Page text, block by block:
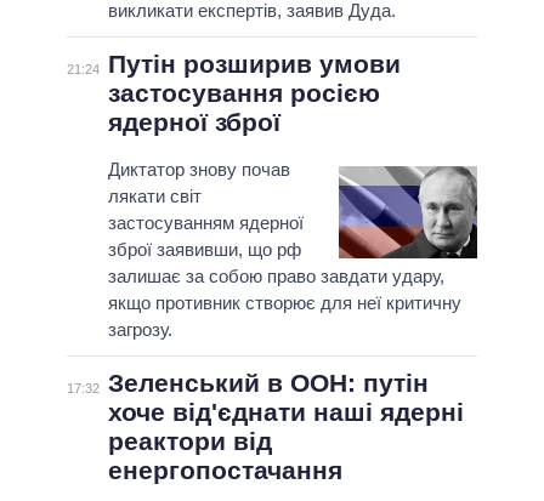
викликати експертів, заявив Дуда.
21:24
Путін розширив умови
застосування росією
ядерної зброї
Диктатор знову почав
лякати світ
застосуванням ядерної
зброї заявивши, що рф
залишає за собою право завдати удару,
якщо противник створює для неї критичну
загрозу.
17:32 Зеленський в ООН: путін
хоче від'єднати наші ядерні
реактори від
енергопостачання